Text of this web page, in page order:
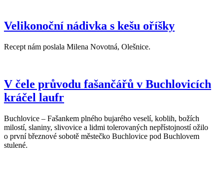
Velikonoční nádivka s kešu oříšky
Recept nám poslala Milena Novotná, Olešnice.
V čele průvodu fašančářů v Buchlovicích
kráčel laufr
Buchlovice – Fašankem plného bujarého veselí, koblih, božích
milostí, slaniny, slivovice a lidmi tolerovaných nepřístojností ožilo
o první březnové sobotě městečko Buchlovice pod Buchlovem
stulené.